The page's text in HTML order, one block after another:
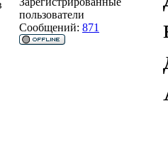
пользователи
Сообщений: 871